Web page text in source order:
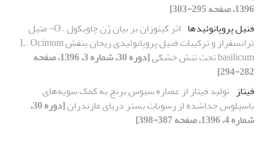
1396، صفحه 295-303]
فنیل پروپانوئیدها
اثر کیتوزان بر بیان ژن چاویکول – O- متیل
ترانسفراز و ترکیبات فنیل پروپانوئیدی ریحان بنفش L. Ocimum
basilicum تحت تنش خشکی
[دوره 30، شماره 3، 1396، صفحه
282-294]
فیتاز تولید فیتاز از عصاره سبوس برنج به کمک سویه‌های
باسیلوس جداشده از رسوبات بستر دریای مازندران
[دوره 30،
شماره 4، 1396، صفحه 387-398]